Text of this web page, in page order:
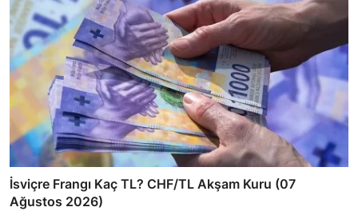
İsviçre Frangı Kaç TL? CHF/TL Akşam Kuru (07
Ağustos 2026)